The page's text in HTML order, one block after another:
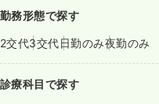
勤務形態で探す
2交代3交代日勤のみ夜勤のみ
診療科目で探す